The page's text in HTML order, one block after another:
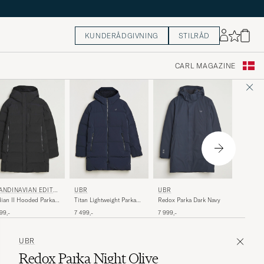
KUNDERÅDGIVNING STILRÅD
CARL MAGAZINE
EDITIO
II Hooded Parka
UBR
Titan Lightweight Parka
7 499,-
UBR
Redox Parka Dark Navy
7 999,-
UBR
Redox Parka Night Olive